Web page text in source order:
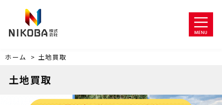
ホーム > 土地買取
土地買取